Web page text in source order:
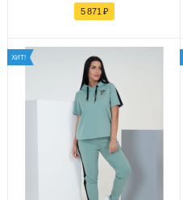
5 871 ₽
ХИТ!